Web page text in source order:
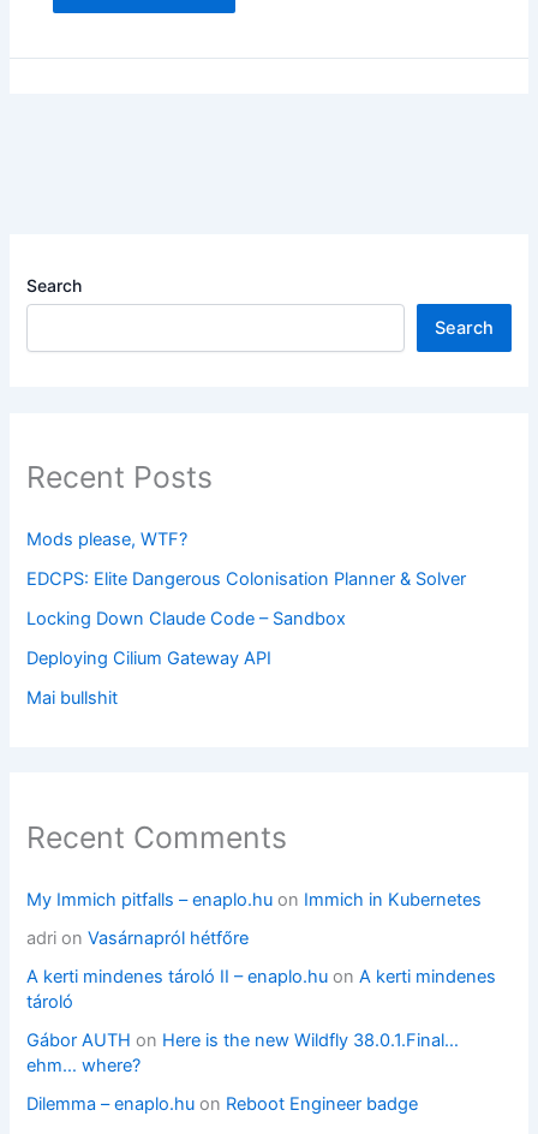
Search
Search
Recent Posts
Mods please, WTF?
EDCPS: Elite Dangerous Colonisation Planner & Solver
Locking Down Claude Code – Sandbox
Deploying Cilium Gateway API
Mai bullshit
Recent Comments
My Immich pitfalls – enaplo.hu on Immich in Kubernetes
adri onVasárnapról hétfőre
A kerti mindenes tároló II – enaplo.hu onA kerti mindenes
tároló
Gábor AUTH on Here is the new Wildfly 38.0.1.Final…
ehm… where?
Dilemma – enaplo.hu on Reboot Engineer badge